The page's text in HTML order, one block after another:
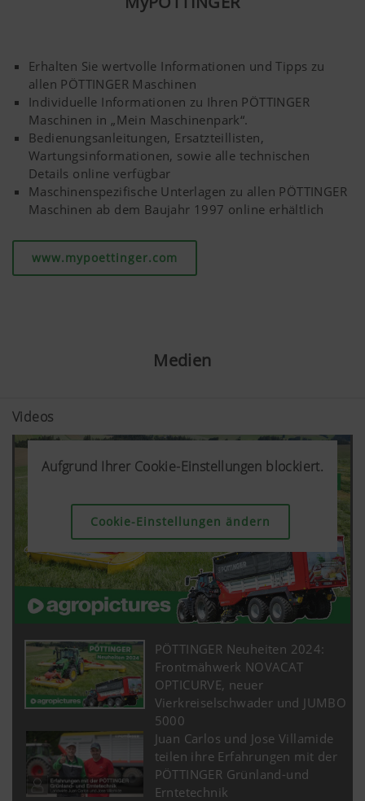
Erhalten Sie wertvolle Informationen und Tipps zu
allen PÖTTINGER Maschinen
Individuelle Informationen zu Ihren PÖTTINGER
Maschinen in „Mein Maschinenpark“.
Bedienungsanleitungen, Ersatzteillisten,
Wartungsinformationen, sowie alle technischen
Details online verfügbar
Maschinenspezifische Unterlagen zu allen PÖTTINGER
Maschinen ab dem Baujahr 1997 online erhältlich
www.mypoettinger.com
Medien
Videos
Aufgrund Ihrer Cookie-Einstellungen blockiert.
Cookie-Einstellungen ändern
Aufgrund Ihrer Cookie-Einstellungen blockiert.
Cookie-Einstellungen ändern
Aufgrund Ihrer Cookie-Einstellungen blockiert.
Cookie-Einstellungen ändern
PÖTTINGER Neuheiten 2024:
Frontmähwerk NOVACAT
OPTICURVE, neuer
Vierkreiselschwader und JUMBO
5000
Juan Carlos und Jose Villamide
teilen ihre Erfahrungen mit der
PÖTTINGER Grünland-und
Erntetechnik